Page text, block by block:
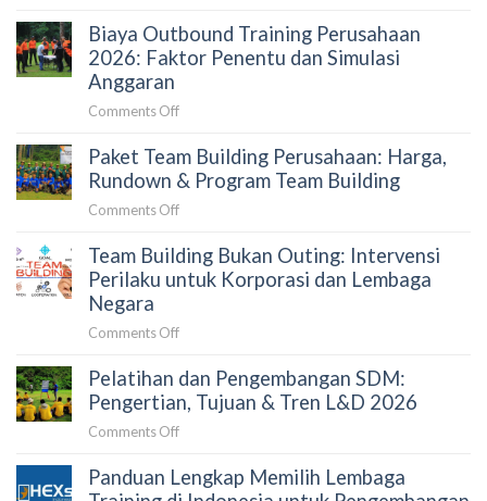
Estimasi
Budget
Memilih
Vendor
untuk
Perusahaan:
Panduan
HRD
dan
Procurement
Biaya Outbound Training Perusahaan
2026: Faktor Penentu dan Simulasi
Anggaran
Comments Offon
Outbound
Training
Perusahaan
Penentu
dan
Anggaran
Paket Team Building Perusahaan: Harga,
Rundown & Program Team Building
Comments Offon
Team
Building
Program
Team
Building
Team Building Bukan Outing: Intervensi
Perilaku untuk Korporasi dan Lembaga
Negara
Comments Offon
Building
Bukan
Outing:
untuk
Pelatihan dan Pengembangan SDM:
Pengertian, Tujuan & Tren L&D 2026
Comments Offon
dan
Pengembangan
Panduan Lengkap Memilih Lembaga